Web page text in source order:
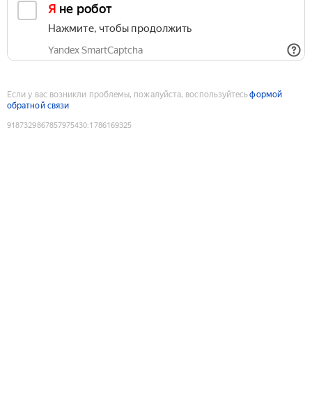
Я не робот
Нажмите, чтобы продолжить
Yandex SmartCaptcha
Если у вас возникли проблемы, пожалуйста, воспользуйтесьформой
обратной связи
9187329867857975430:1786169325